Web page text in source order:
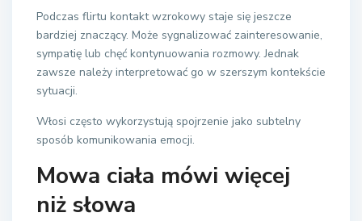
Podczas flirtu kontakt wzrokowy staje się jeszcze
bardziej znaczący. Może sygnalizować zainteresowanie,
sympatię lub chęć kontynuowania rozmowy. Jednak
zawsze należy interpretować go w szerszym kontekście
sytuacji.
Włosi często wykorzystują spojrzenie jako subtelny
sposób komunikowania emocji.
Mowa ciała mówi więcej
niż słowa